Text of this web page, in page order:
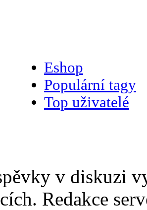
Eshop
Populární tagy
Top uživatelé
v diskuzi
Redakce